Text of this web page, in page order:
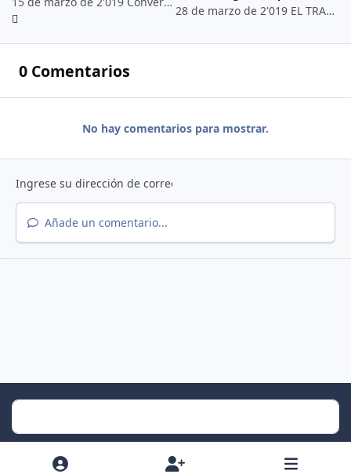
28 de marzo de 2'019 EL TRABAJO EN EL MUNDO DE LOS ESCRITORES Y POETAS EN LA CONSTRUCCIÓN DE LA HUMANIDAD...
0 Comentarios
No hay comentarios para mostrar.
Añade un comentario...
Light ModeDark ModeSystem Preference i